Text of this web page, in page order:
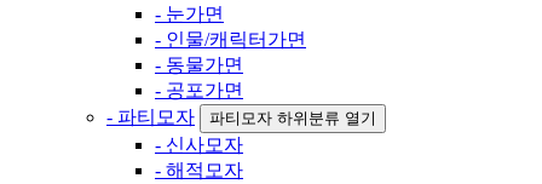
- 눈가면
- 인물/캐릭터가면
- 동물가면
- 공포가면
- 파티모자
파티모자 하위분류 열기
- 신사모자
- 해적모자